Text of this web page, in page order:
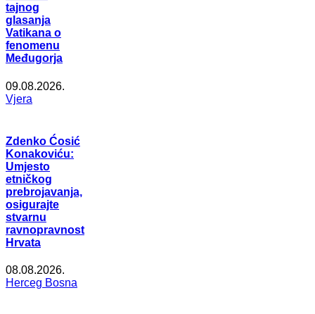
tajnog
glasanja
Vatikana o
fenomenu
Međugorja
09.08.2026.
Vjera
Zdenko Ćosić
Konakoviću:
Umjesto
etničkog
prebrojavanja,
osigurajte
stvarnu
ravnopravnost
Hrvata
08.08.2026.
Herceg Bosna